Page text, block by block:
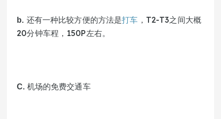
b. 还有一种比较方便的方法是打车 ，T2-T3之间大概
20分钟车程，150P左右。
C. 机场的免费交通车